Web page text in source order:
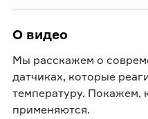
О видео
Мы расскажем о
датчиках, которые
температуру. Покажем,
применяются.